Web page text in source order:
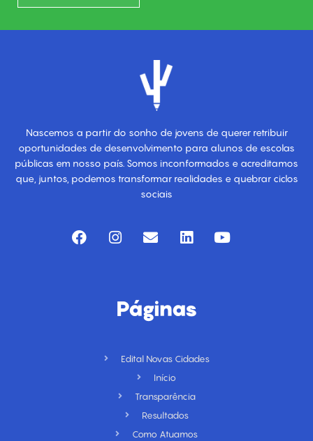
Nascemos a partir do sonho de jovens de querer retribuir
oportunidades de desenvolvimento para alunos de escolas
públicas em nosso país. Somos inconformados e acreditamos
que, juntos, podemos transformar realidades e quebrar ciclos
sociais
F
a
I
n
g
r
E
n
o
p
L
i
d
i
Y
o
Páginas
Edital Novas Cidades
Início
Transparência
Resultados
Como Atuamos